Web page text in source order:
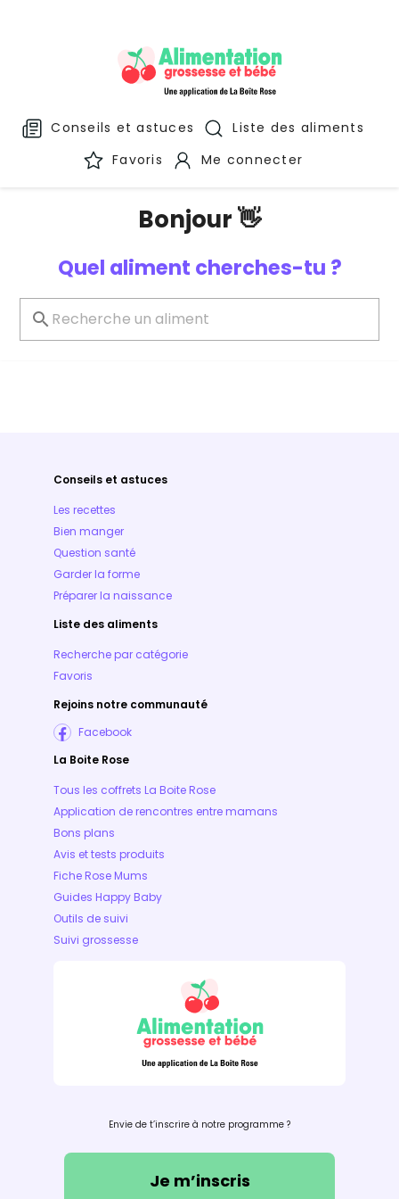
Conseils et astuces
Liste des aliments
Favoris
Me connecter
Bonjour 👋
Quel aliment cherches-tu ?
Conseils et astuces
Les recettes
Bien manger
Question santé
Garder la forme
Préparer la naissance
Liste des aliments
Recherche par catégorie
Favoris
Rejoins notre communauté
Facebook
La Boite Rose
Tous les coffrets La Boite Rose
Application de rencontres entre mamans
Bons plans
Avis et tests produits
Fiche Rose Mums
Guides Happy Baby
Outils de suivi
Suivi grossesse
Envie de t’inscrire à notre programme ?
Je m’inscris